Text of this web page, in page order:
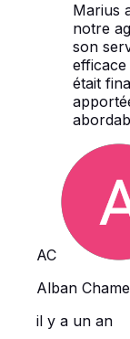
Marius
notre
son
efficace
était
AC
Alban
il y a un an